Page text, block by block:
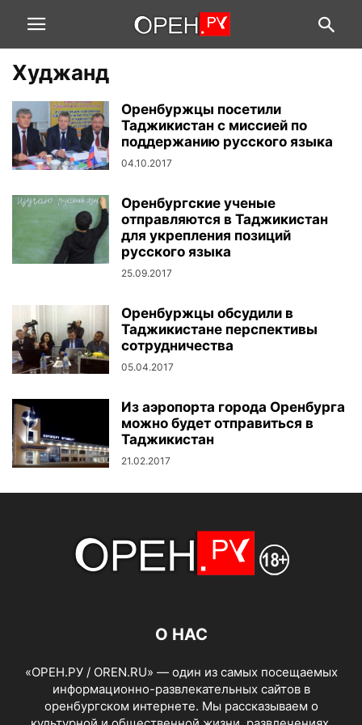
Худжанд
Оренбуржцы посетили
Таджикистан с миссией по
поддержанию русского языка
04.10.2017
Оренбургские ученые
отправляются в Таджикистан
для укрепления позиций
русского языка
25.09.2017
Оренбуржцы обсудили в
Таджикистане перспективы
сотрудничества
05.04.2017
Из аэропорта города Оренбурга
можно будет отправиться в
Таджикистан
21.02.2017
О НАС
«ОРЕН.РУ / OREN.RU» — один из самых посещаемых
информационно-развлекательных сайтов в
оренбургском интернете. Мы рассказываем о